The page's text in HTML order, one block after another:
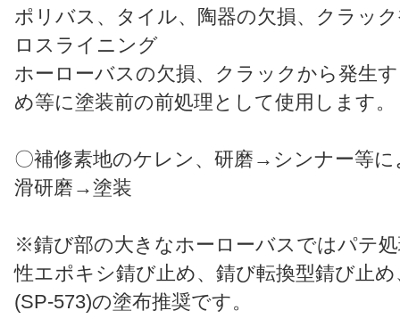
ポリバス、タイル、陶器の欠損、クラッ
ロスライニング
ホーローバスの欠損、クラックから発生
め等に塗装前の前処理として使用します。
〇補修素地のケレン、研磨→シンナー等
滑研磨→塗装
※錆び部の大きなホーローバスではパテ
性エポキシ錆び止め、錆び転換型錆び止
(SP-573)の塗布推奨です。